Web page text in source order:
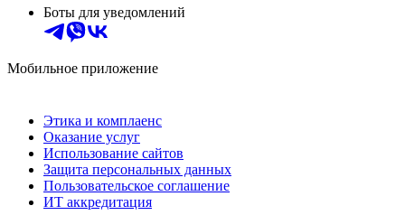
Боты для уведомлений
Мобильное приложение
Этика и комплаенс
Оказание услуг
Использование сайтов
Защита персональных данных
Пользовательское соглашение
ИТ аккредитация